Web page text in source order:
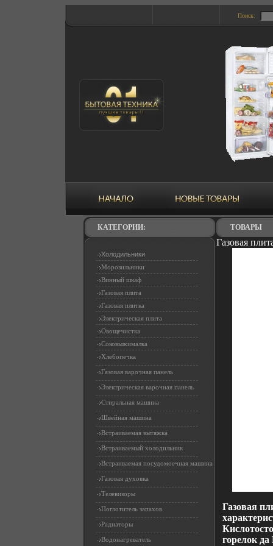
Поиск:
КАТЕГОРИИ:
Холодильники
Морозильники
Винный шкаф
Газовая плита
Газовая плитка
Электрическая плита
Овощечистка
Соковыжималка
Хлебопечка
Газовая варочная панель
Электрическая варочная панель
Стиральная машина
Швейная машина
Встраиваемая вытяжка
Встраиваемый холодильник
Встраиваемая посудомоечная машина
Газовая духовка
Телевизоры
Поглотитель запахов
Радиаторы
Водонагреватель
ТОВАРЫ
Газовая
Газовая
горелок